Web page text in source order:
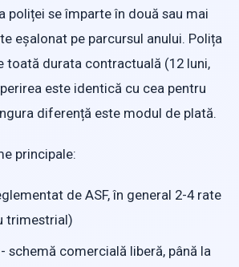
poliței se împarte în două sau mai
eșalonat pe parcursul anului. Polița
toată durata contractuală (12 luni,
este identică cu cea pentru
diferență este modul de plată.
principale:
de ASF, în general 2-4 rate
trimestrial)
schemă comercială liberă, până la